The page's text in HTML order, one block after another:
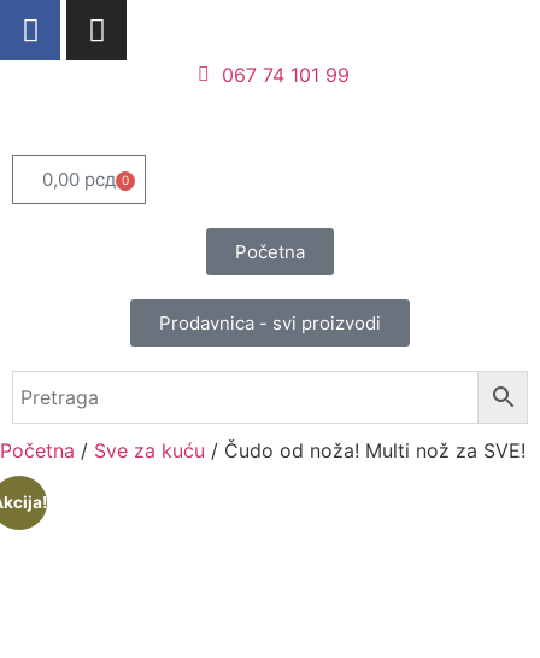
067 74 101 99
0,00 рсд 0
Početna
Prodavnica - svi proizvodi
Početna / Sve za kuću / Čudo od noža! Multi nož za SVE!